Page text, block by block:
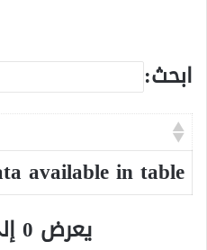
ابحث:
available in table
يعرض 0 إلى 0 من أصل 0 سجلّ